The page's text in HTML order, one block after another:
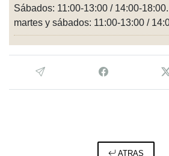
Sábados: 11:00-13:00 / 14:00-
martes y sábados: 11:00-13:00 /
ATRAS